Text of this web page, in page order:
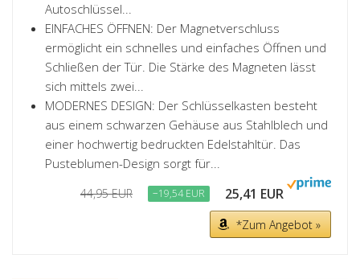
Autoschlüssel...
EINFACHES ÖFFNEN: Der Magnetverschluss
ermöglicht ein schnelles und einfaches Öffnen und
Schließen der Tür. Die Stärke des Magneten lässt
sich mittels zwei...
MODERNES DESIGN: Der Schlüsselkasten besteht
aus einem schwarzen Gehäuse aus Stahlblech und
einer hochwertig bedruckten Edelstahltür. Das
Pusteblumen-Design sorgt für...
44,95 EUR −19,54 EUR 25,41 EUR
*Zum Angebot »